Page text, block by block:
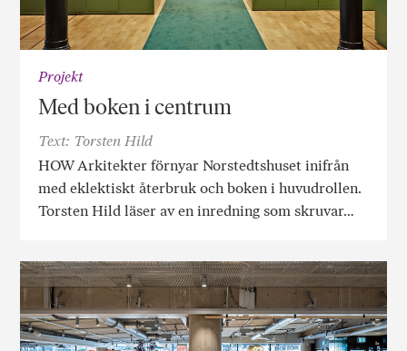
Projekt
Med boken i centrum
Text: Torsten Hild
HOW Arkitekter förnyar Norstedtshuset inifrån
med eklektiskt återbruk och boken i huvudrollen.
Torsten Hild läser av en inredning som skruvar…